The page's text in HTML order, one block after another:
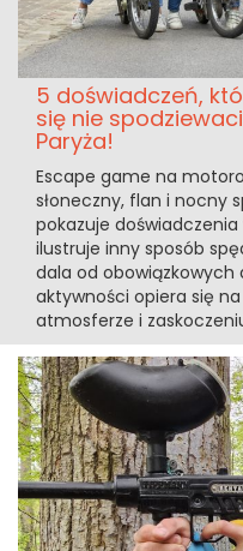
5 doświadczeń,
się nie
Paryża!
Escape game na
słoneczny, flan i nocny
pokazuje
ilustruje inny sposób
dala od
aktywności opiera się
atmosferze i